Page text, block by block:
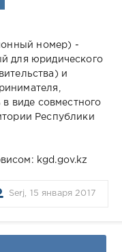
номер) -
для юридического
и
виде совместного
Республики
kgd.gov.kz
Serj, 15 января 2017